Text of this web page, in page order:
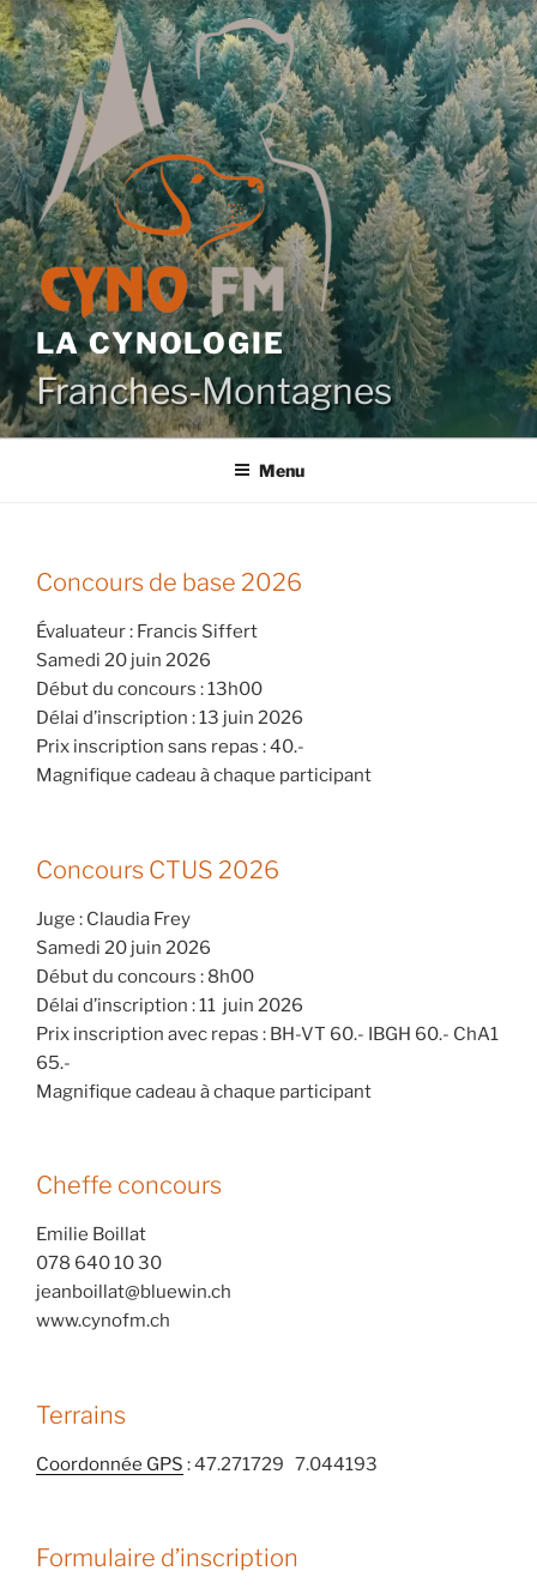
Aller
au
contenu
principal
LA CYNOLOGIE
Franches-Montagnes
Menu
Concours de base 2026
Évaluateur : Francis Siffert
Samedi 20 juin 2026
Début du concours : 13h00
Délai d’inscription : 13 juin 2026
Prix inscription sans repas : 40.-
Magnifique cadeau à chaque participant
Concours CTUS 2026
Juge : Claudia Frey
Samedi 20 juin 2026
Début du concours : 8h00
Délai d’inscription : 11 juin 2026
Prix inscription avec repas : BH-VT 60.- IBGH 60.- ChA1
65.-
Magnifique cadeau à chaque participant
Cheffe concours
Emilie Boillat
078 640 10 30
jeanboillat@bluewin.ch
www.cynofm.ch
Terrains
Coordonnée GPS : 47.271729 7.044193
Formulaire d’inscription